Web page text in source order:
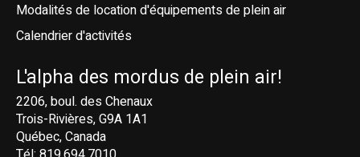
Modalités de location d'équipements de plein air
Calendrier d'activités
L'alpha des mordus de plein air!
2206, boul. des Chenaux
Trois-Rivières, G9A 1A1
Québec, Canada